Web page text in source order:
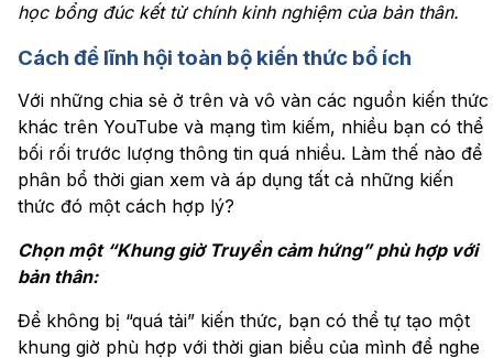
học bổng đúc kết từ chính kinh nghiệm của bản thân.
Cách để lĩnh hội toàn bộ kiến thức bổ ích
Với những chia sẻ ở trên và vô vàn các nguồn kiến thức
khác trên YouTube và mạng tìm kiếm, nhiều bạn có thể
bối rối trước lượng thông tin quá nhiều. Làm thế nào để
phân bổ thời gian xem và áp dụng tất cả những kiến
thức đó một cách hợp lý?
Chọn một “Khung giờ Truyền cảm hứng” phù hợp với
bản thân:
Để không bị “quá tải” kiến thức, bạn có thể tự tạo một
khung giờ phù hợp với thời gian biểu của mình để nghe